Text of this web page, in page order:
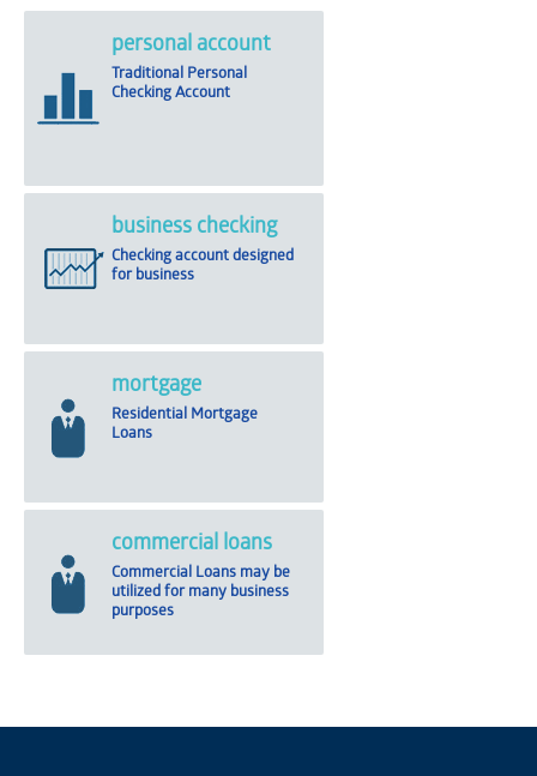
personal account
Traditional Personal
Checking Account
business checking
Checking account designed
for business
mortgage
Residential Mortgage
Loans
commercial loans
Commercial Loans may be
utilized for many business
purposes